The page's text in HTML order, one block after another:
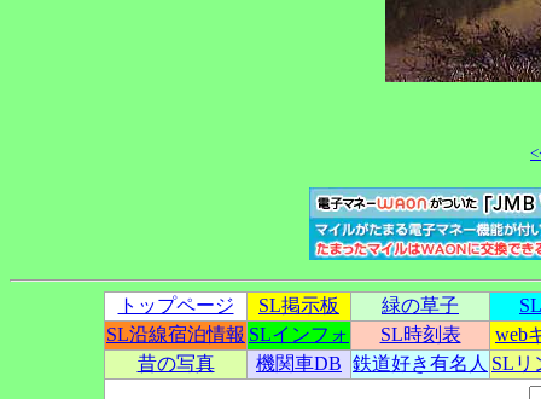
トップページ SL掲示板 緑の草子
SL沿線宿泊情報 SLインフォ SL時刻表
web
昔の写真
機関車DB 鉄道好き有名人 SLリ